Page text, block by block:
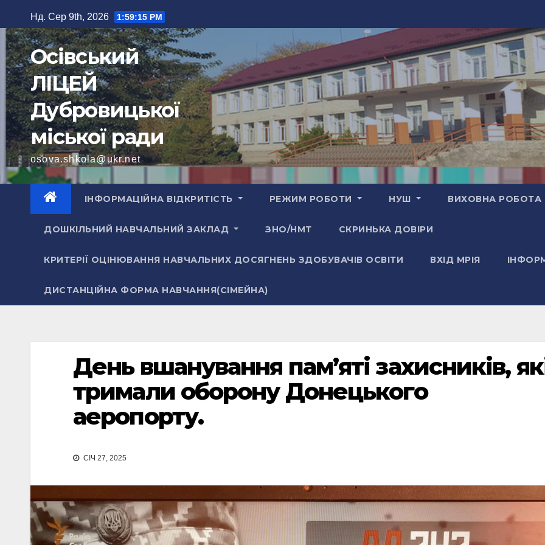
до
вмісту
Нд. Сер 9th, 2026 1:59:18 PM
Осівський
ЛІЦЕЙ
Дубровицької
міської ради
osova.shkola@ukr.net
ІНФОРМАЦІЙНА ВІДКРИТІСТЬ РЕЖИМ РОБОТИ НУШ ВИХОВНА РОБОТА
ДОШКІЛЬНИЙ НАВЧАЛЬНИЙ ЗАКЛАД ЗНО/НМТ СКРИНЬКА ДОВІРИ
КРИТЕРІЇ ОЦІНЮВАННЯ НАВЧАЛЬНИХ ДОСЯГНЕНЬ ЗДОБУВАЧІВ ОСВІТИ ВХІД МРІЯ
ДИСТАНЦІЙНА ФОРМА НАВЧАННЯ(СІМЕЙНА)
День вшанування памʼяті захисників,
тримали оборону Донецького
аеропорту.
СІЧ 27, 2025